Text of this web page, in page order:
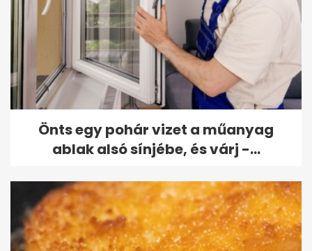
Önts egy pohár vizet a műanyag
ablak alsó sínjébe, és várj -...